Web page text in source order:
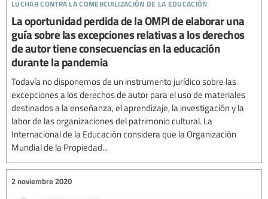
La oportunidad perdida de la OMPI de elaborar una
guía sobre las excepciones relativas a los derechos
de autor tiene consecuencias en la educación
durante la pandemia
Todavía no disponemos de un instrumento jurídico sobre las
excepciones a los derechos de autor para el uso de materiales
destinados a la enseñanza, el aprendizaje, la investigación y la
labor de las organizaciones del patrimonio cultural. La
Internacional de la Educación considera que la Organización
Mundial de la Propiedad...
2 noviembre 2020